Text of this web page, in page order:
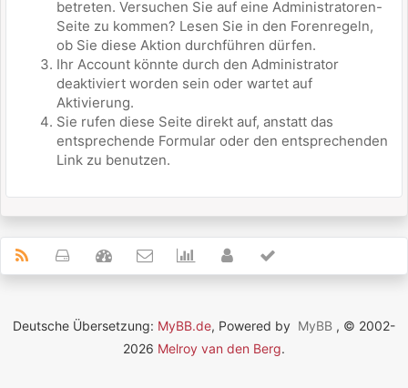
betreten. Versuchen Sie auf eine Administratoren-
Seite zu kommen? Lesen Sie in den Forenregeln,
ob Sie diese Aktion durchführen dürfen.
Ihr Account könnte durch den Administrator
deaktiviert worden sein oder wartet auf
Aktivierung.
Sie rufen diese Seite direkt auf, anstatt das
entsprechende Formular oder den entsprechenden
Link zu benutzen.
Deutsche Übersetzung: MyBB.de, Powered by MyBB , © 2002-
2026 Melroy van den Berg.